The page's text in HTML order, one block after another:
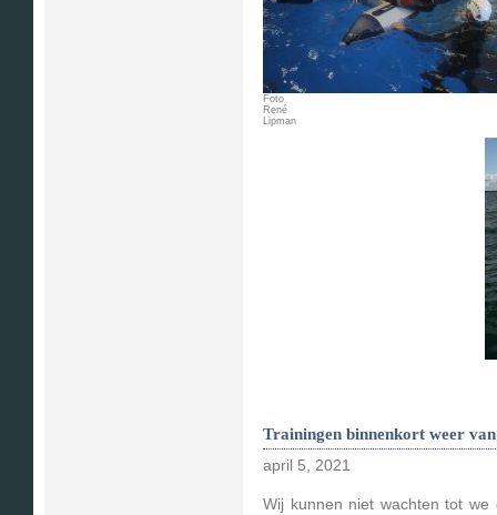
Foto
René
Lipman
Trainingen binnenkort weer
april 5, 2021
Wij kunnen niet wachten tot we